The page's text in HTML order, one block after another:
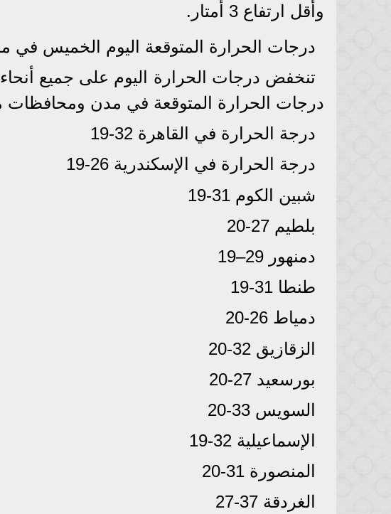
وأقل ارتفاع 3 أمتار.
درجات الحرارة المتوقعة اليوم الخميس في
تنخفض درجات الحرارة اليوم على جميع
درجات الحرارة المتوقعة في مدن ومحافظات
درجة الحرارة في القاهرة 32-19
درجة الحرارة في الإسكندرية 26-19
شبين الكوم 31-19
بلطيم 27-20
دمنهور 29–19
طنطا 31-19
دمياط 26-20
الزقازيق 32-20
بورسعيد 27-20
السويس 33-20
الإسماعيلية 32-19
المنصورة 31-20
الغردقة 37-27